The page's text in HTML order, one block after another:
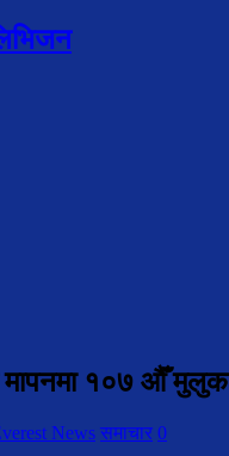
मापनमा १०७ औँ मुलुक
News समाचार 0